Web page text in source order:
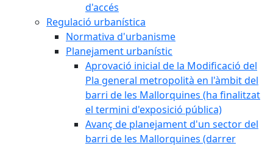
d'accés
Regulació urbanística
Normativa d'urbanisme
Planejament urbanístic
Aprovació inicial de la Modificació del
Pla general metropolità en l'àmbit del
barri de les Mallorquines (ha finalitzat
el termini d'exposició pública)
Avanç de planejament d'un sector del
barri de les Mallorquines (darrer